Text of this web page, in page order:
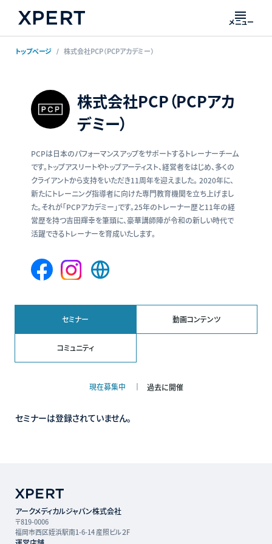
メニュー
トップページ 株式会社PCP（PCPアカデミー）
株式会社PCP（PCPアカ
デミー）
PCPは日本のパフォーマンスアップをサポートするトレーナーチーム
です。トップアスリートやトップアーティスト、経営者をはじめ、多くの
クライアントから支持をいただき11周年を迎えました。 2020年に、
新たにトレーニング指導者に向けた専門教育機関を立ち上げまし
た。それが「PCPアカデミー」です。25年のトレーナー歴と11年の経
営歴を持つ吉田輝幸を筆頭に、豪華講師陣が令和の新しい時代で
活躍できるトレーナーを育成いたします。
FacebookInstagram
ジ
Web
セミナー 動画コンテンツ
コミュニティ
現在募集中 過去に開催
セミナーは登録されていません。
アークメディカルジャパン株式会社
〒819-0006
福岡市西区姪浜駅南1-6-14 産照ビル２F